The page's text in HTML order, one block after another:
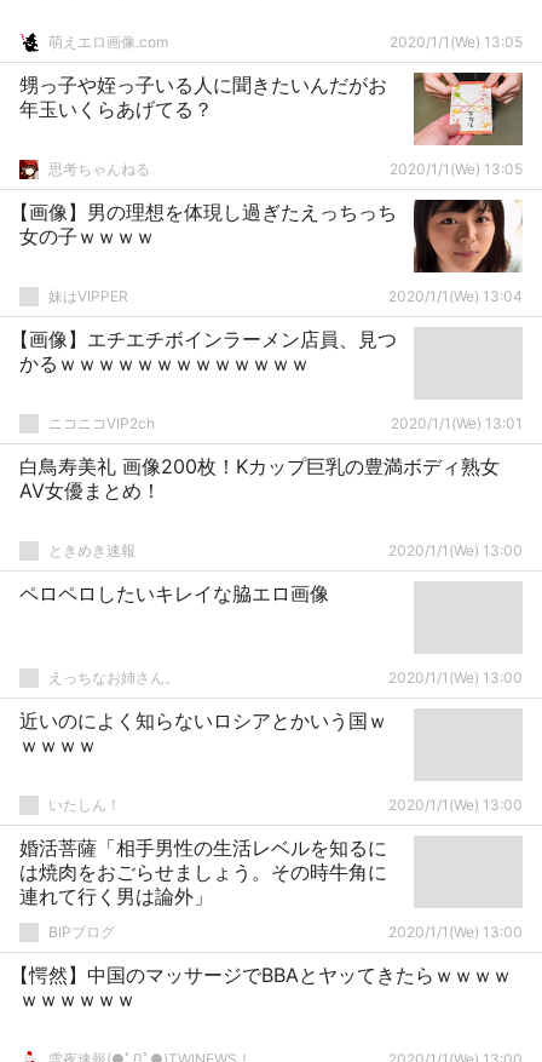
萌えエロ画像.com 2020/1/1(We) 13:05
甥っ子や姪っ子いる人に聞きたいんだがお
年玉いくらあげてる？
思考ちゃんねる 2020/1/1(We) 13:05
【画像】男の理想を体現し過ぎたえっちっち
女の子ｗｗｗｗ
妹はVIPPER 2020/1/1(We) 13:04
【画像】エチエチボインラーメン店員、見つ
かるｗｗｗｗｗｗｗｗｗｗｗｗｗ
ニコニコVIP2ch 2020/1/1(We) 13:01
白鳥寿美礼 画像200枚！Kカップ巨乳の豊満ボディ熟女
AV女優まとめ！
ときめき速報 2020/1/1(We) 13:00
ペロペロしたいキレイな脇エロ画像
えっちなお姉さん。 2020/1/1(We) 13:00
近いのによく知らないロシアとかいう国ｗ
ｗｗｗｗ
いたしん！ 2020/1/1(We) 13:00
婚活菩薩「相手男性の生活レベルを知るに
は焼肉をおごらせましょう。その時牛角に
連れて行く男は論外」
BIPブログ 2020/1/1(We) 13:00
【愕然】中国のマッサージでBBAとヤッてきたらｗｗｗｗ
ｗｗｗｗｗｗ